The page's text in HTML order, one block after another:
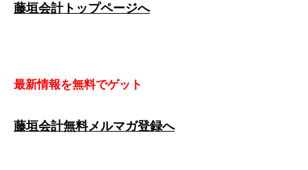
藤垣会計トップページへ
最新情報を無料でゲット
藤垣会計無料メルマガ登録へ